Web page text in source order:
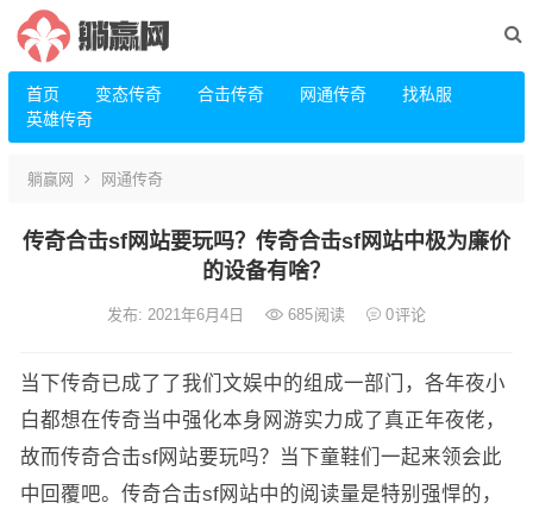
首页 变态传奇 合击传奇 网通传奇
找私服
英雄传奇
躺赢网 网通传奇
传奇合击sf网站要玩吗？传奇合击sf网站中极为廉价
的设备有啥？
发布: 2021年6月4日 685阅读 0评论
当下传奇已成了了我们文娱中的组成一部门，各年夜小
白都想在传奇当中强化本身网游实力成了真正年夜佬，
故而传奇合击sf网站要玩吗？当下童鞋们一起来领会此
中回覆吧。传奇合击sf网站中的阅读量是特别强悍的，